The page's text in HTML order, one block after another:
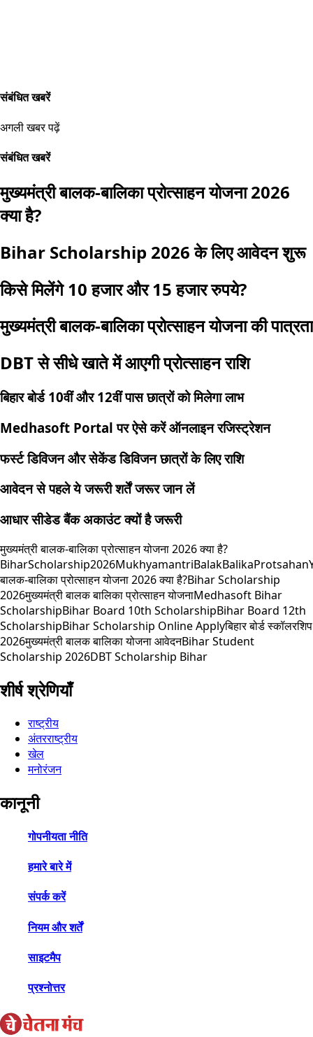
संबंधित खबरें
अगली खबर पढ़ें
संबंधित खबरें
मुख्यमंत्री बालक-बालिका प्रोत्साहन योजना 2026
क्या है?
Bihar Scholarship 2026 के लिए आवेदन शुरू
किसे मिलेंगे 10 हजार और 15 हजार रुपये?
मुख्यमंत्री बालक-बालिका प्रोत्साहन योजना की पात्रता
DBT से सीधे खाते में आएगी प्रोत्साहन राशि
बिहार बोर्ड 10वीं और 12वीं पास छात्रों को मिलेगा लाभ
Medhasoft Portal पर ऐसे करें ऑनलाइन रजिस्ट्रेशन
फर्स्ट डिविजन और सेकेंड डिविजन छात्रों के लिए राशि
आवेदन से पहले ये जरूरी शर्तें जरूर जान लें
आधार सीडेड बैंक अकाउंट क्यों है जरूरी
मुख्यमंत्री बालक-बालिका प्रोत्साहन योजना 2026 क्या है?
BiharScholarship2026
बालक-बालिका प्रोत्साहन योजना 2026 क्या है?Bihar Scholarship
2026मुख्यमंत्री बालक बालिका प्रोत्साहन योजनाMedhasoft Bihar
ScholarshipBihar Board 10th ScholarshipBihar Board 12th
ScholarshipBihar Scholarship Online Applyबिहार बोर्ड स्कॉलरशिप
2026मुख्यमंत्री बालक बालिका योजना आवेदनBihar Student
Scholarship 2026DBT Scholarship Bihar
शीर्ष श्रेणियाँ
राष्ट्रीय
अंतरराष्ट्रीय
खेल
मनोरंजन
कानूनी
गोपनीयता नीति
हमारे बारे में
संपर्क करें
नियम और शर्तें
साइटमैप
प्रश्नोत्तर